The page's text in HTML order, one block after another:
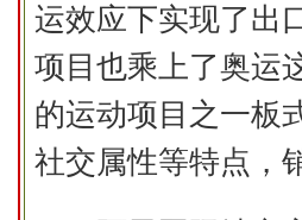
运效应下实现了出
项目也乘上了奥运
的运动项目之一板
社交属性等特点，